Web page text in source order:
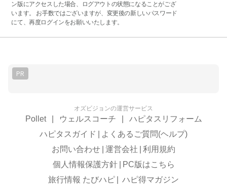
ン版にアクセスした場合、ログアウトの状態になることがござ
います。 お手数ではございますが、変更後の新しいパスワード
にて、再度ログインをお願いいたします。
PR
オズビジョンの運営サービス
Pollet ウェルスコーチ
ハピタスリフォーム
ハピタスガイド
よくあるご質問(ヘルプ)
お問い合わせ 運営会社
利用規約
個人情報保護方針
PC版はこちら
旅行情報 たびハピ
ハピ得マガジン